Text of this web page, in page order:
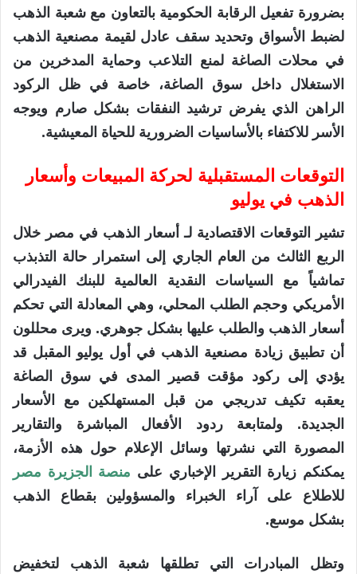
بضرورة تفعيل الرقابة الحكومية بالتعاون مع شعبة الذهب
لضبط الأسواق وتحديد سقف عادل لقيمة مصنعية الذهب
في محلات الصاغة لمنع التلاعب وحماية المدخرين من
الاستغلال داخل سوق الصاغة، خاصة في ظل الركود
الراهن الذي يفرض ترشيد النفقات بشكل صارم ويوجه
الأسر للاكتفاء بالأساسيات الضرورية للحياة المعيشية.
التوقعات المستقبلية لحركة المبيعات وأسعار
الذهب في يوليو
تشير التوقعات الاقتصادية لـ أسعار الذهب في مصر خلال
الربع الثالث من العام الجاري إلى استمرار حالة التذبذب
تماشياً مع السياسات النقدية العالمية للبنك الفيدرالي
الأمريكي وحجم الطلب المحلي، وهي المعادلة التي تحكم
أسعار الذهب والطلب عليها بشكل جوهري. ويرى محللون
أن تطبيق زيادة مصنعية الذهب في أول يوليو المقبل قد
يؤدي إلى ركود مؤقت قصير المدى في سوق الصاغة
يعقبه تكيف تدريجي من قبل المستهلكين مع الأسعار
الجديدة. ولمتابعة ردود الأفعال المباشرة والتقارير
المصورة التي نشرتها وسائل الإعلام حول هذه الأزمة،
يمكنكم زيارة التقرير الإخباري على منصة الجزيرة مصر
للاطلاع على آراء الخبراء والمسؤولين بقطاع الذهب
بشكل موسع.
وتظل المبادرات التي تطلقها شعبة الذهب لتخفيض